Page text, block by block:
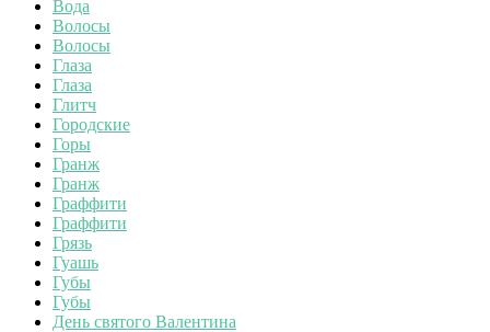
Вода
Волосы
Волосы
Глаза
Глаза
Глитч
Городские
Горы
Гранж
Гранж
Граффити
Граффити
Грязь
Гуашь
Губы
Губы
День святого Валентина